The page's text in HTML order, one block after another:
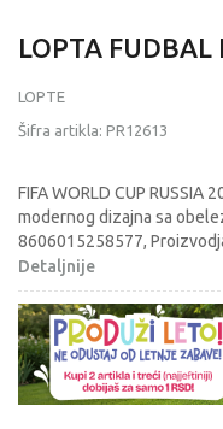
LOPTA FUDBAL
LOPTE
Šifra artikla: PR12613
FIFA WORLD CUP
modernog dizajna sa
8606015258577,
Detaljnije